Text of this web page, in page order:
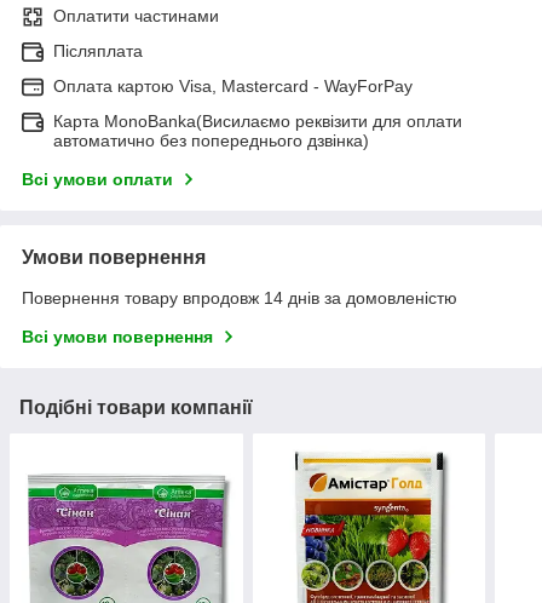
Оплатити частинами
Післяплата
Оплата картою Visa, Mastercard - WayForPay
Карта MonoBanka(Висилаємо реквізити для оплати
автоматично без попереднього дзвінка)
Всі умови оплати
Умови повернення
Повернення товару впродовж 14 днів за домовленістю
Всі умови повернення
Подібні товари компанії